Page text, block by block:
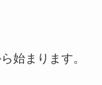
始まります。